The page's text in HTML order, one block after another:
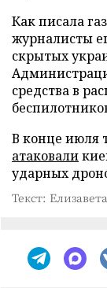
Как писала
журналисты
скрытых
средства в
В конце июля
атаковали
ударных
Текст: